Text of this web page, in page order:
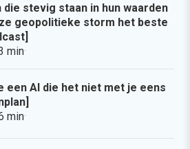
die stevig staan in hun waarden
geopolitieke storm het beste
min·
een AI die het niet met je eens
min·